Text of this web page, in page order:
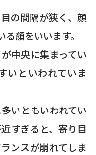
の間隔が狭く、顔
顔をいいます。
中央に集まってい
いといわれていま
いともいわれてい
すぎると、寄り目
ンスが崩れてしま